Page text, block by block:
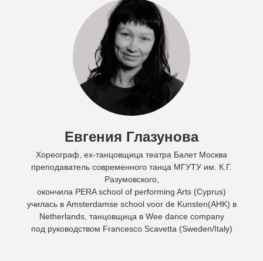
Евгения Глазунова
Хореограф, ex-танцовщица театра Балет Москва
преподаватель современного танца МГУТУ им. К.Г.
Разумовского,
окончила PERA school of performing Arts (Cyprus)
училась в Amsterdamse school voor de Kunsten(AHK) в
Netherlands, танцовщица в Wee dance company
под руководством Francesco Scavetta (Sweden/Italy)